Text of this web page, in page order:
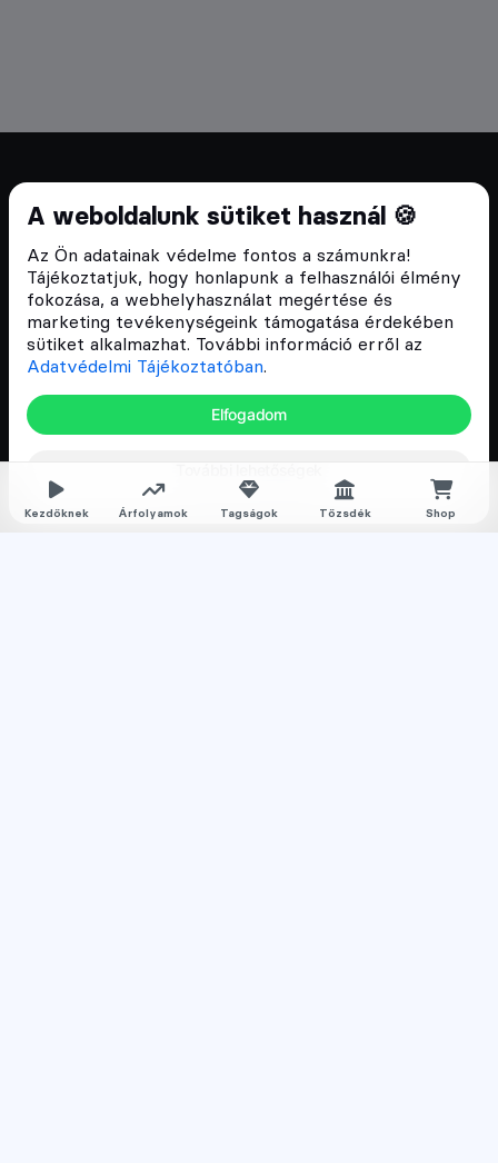
Kezdőknek Árfolyamok Tagságok Tőzsdék Shop
A weboldalunk sütiket használ 🍪
Az Ön adatainak védelme fontos a számunkra!
Tájékoztatjuk, hogy honlapunk a felhasználói élmény
fokozása, a webhelyhasználat megértése és
marketing tevékenységeink támogatása érdekében
sütiket alkalmazhat. További információ erről az
Adatvédelmi Tájékoztatóban.
Elfogadom
Cryptofalka 2018 óta
Szívünkön viseljük a blokklánc technológia
népszerűsítését Magyarországon, ezért 2018 óta a
Cryptofalka célja, hogy biztosítsa a hazai közösség
és vállalatok digitális oktatását és fejlődését.
Oldalak
Árfolyamok
Rólunk